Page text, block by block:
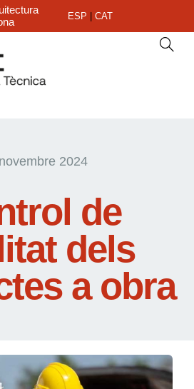
ESP CAT
2024
de
dels
a obra